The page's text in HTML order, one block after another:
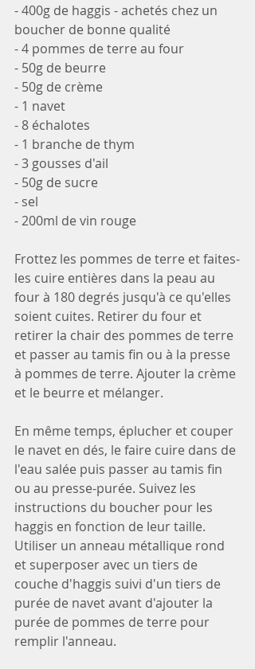
- 400g de haggis - achetés chez un
boucher de bonne qualité
- 4 pommes de terre au four
- 50g de beurre
- 50g de crème
- 1 navet
- 8 échalotes
- 1 branche de thym
- 3 gousses d'ail
- 50g de sucre
- sel
- 200ml de vin rouge
Frottez les pommes de terre et faites-
les cuire entières dans la peau au
four à 180 degrés jusqu'à ce qu'elles
soient cuites. Retirer du four et
retirer la chair des pommes de terre
et passer au tamis fin ou à la presse
à pommes de terre. Ajouter la crème
et le beurre et mélanger.
En même temps, éplucher et couper
le navet en dés, le faire cuire dans de
l'eau salée puis passer au tamis fin
ou au presse-purée. Suivez les
instructions du boucher pour les
haggis en fonction de leur taille.
Utiliser un anneau métallique rond
et superposer avec un tiers de
couche d'haggis suivi d'un tiers de
purée de navet avant d'ajouter la
purée de pommes de terre pour
remplir l'anneau.